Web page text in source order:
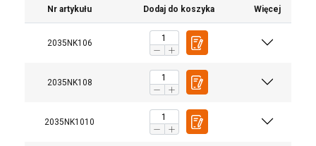
Nr artykułu Dodaj do koszyka Więcej
2035NK106
2035NK108
2035NK1010